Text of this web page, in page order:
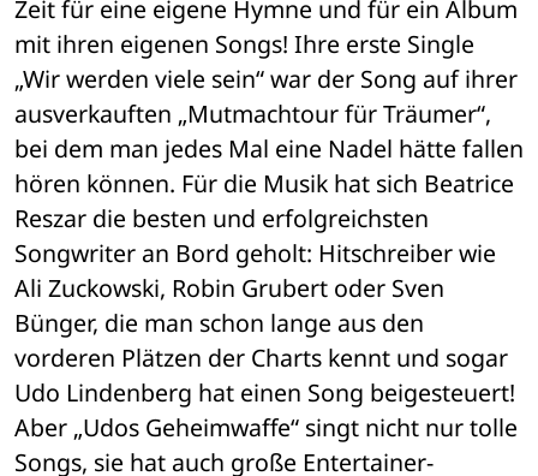
Zeit für eine eigene Hymne und für ein Album
mit ihren eigenen Songs! Ihre erste Single
„Wir werden viele sein“ war der Song auf ihrer
ausverkauften „Mutmachtour für Träumer“,
bei dem man jedes Mal eine Nadel hätte fallen
hören können. Für die Musik hat sich Beatrice
Reszar die besten und erfolgreichsten
Songwriter an Bord geholt: Hitschreiber wie
Ali Zuckowski, Robin Grubert oder Sven
Bünger, die man schon lange aus den
vorderen Plätzen der Charts kennt und sogar
Udo Lindenberg hat einen Song beigesteuert!
Aber „Udos Geheimwaffe“ singt nicht nur tolle
Songs, sie hat auch große Entertainer-